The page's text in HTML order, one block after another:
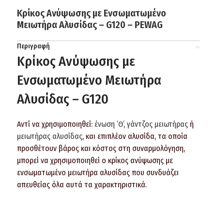
Κρίκος Ανύψωσης με Ενσωματωμένο
Μειωτήρα Αλυσίδας – G120 – PEWAG
Περιγραφή
Κρίκος Ανύψωσης με
Ενσωματωμένο Μειωτήρα
Αλυσίδας – G120
Αντί να χρησιμοποιηθεί: ένωση ‘Θ’,γάντζος μειωτήρας ή
μειωτήρας αλυσίδας, και επιπλέον αλυσίδα, τα οποία
προσθέτουν βάρος και κόστος στη συναρμολόγηση,
μπορεί να χρησιμοποιηθεί ο κρίκος ανύψωσης με
ενσωματωμένο μειωτήρα αλυσίδας που συνδυάζει
απευθείας όλα αυτά τα χαρακτηριστικά.